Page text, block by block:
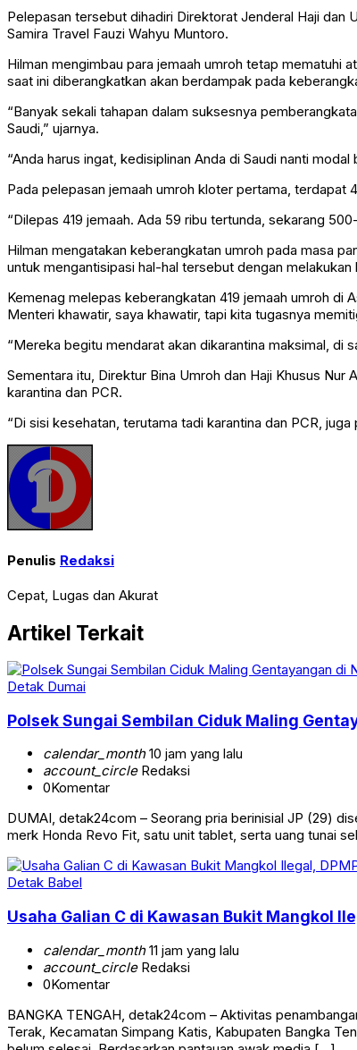
Pelepasan tersebut dihadiri Direktorat Jenderal Haji dan
Samira Travel Fauzi Wahyu Muntoro.
Hilman mengimbau para jemaah umroh tetap mematuhi
saat ini diberangkatkan akan berdampak pada
“Banyak sekali tahapan dalam suksesnya
Saudi,” ujarnya.
“Anda harus ingat, kedisiplinan Anda di Saudi nanti
Pada pelepasan jemaah umroh kloter pertama, terdapat
“Dilepas 419 jemaah. Ada 59 ribu tertunda, sekarang
Hilman mengatakan keberangkatan umroh pada masa
untuk mengantisipasi hal-hal tersebut dengan melakukan
Kemenag melepas keberangkatan 419 jemaah umroh di
Menteri khawatir, saya khawatir, tapi kita tugasnya
“Mereka begitu mendarat akan dikarantina maksimal, di
Sementara itu, Direktur Bina Umroh dan Haji Khusus
karantina dan PCR.
“Di sisi kesehatan, terutama tadi karantina dan PCR,
Penulis Redaksi
Cepat, Lugas dan Akurat
Artikel Terkait
Detak Dumai
Polsek Sungai Sembilan Ciduk Maling
calendar_month10 jam yang lalu
account_circleRedaksi
0Komentar
DUMAI, detak24com – Seorang pria berinisial JP (29)
merk Honda Revo Fit, satu unit tablet, serta uang tunai
Detak Babel
Usaha Galian C di Kawasan Bukit Mangkol
calendar_month11 jam yang lalu
account_circleRedaksi
0Komentar
BANGKA TENGAH, detak24com – Aktivitas
Terak, Kecamatan Simpang Katis, Kabupaten Bangka